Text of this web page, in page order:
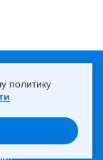
НАВЕРХ ↑
политику